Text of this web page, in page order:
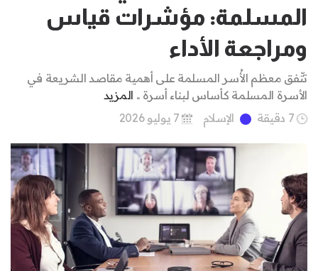
المسلمة: مؤشرات قياس
ومراجعة الأداء
تتّفق معظم الأُسر المسلمة على أهمية مقاصد الشريعة في
الأسرة المسلمة كأساس لبناء أسرة .. المزيد
7 دقيقة
الإسلام 7 يوليو 2026